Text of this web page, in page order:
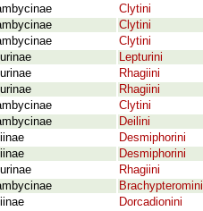
Clytini
Clytini
Clytini
Lepturini
Rhagiini
Rhagiini
Clytini
Deilini
Desmiphorini
Desmiphorini
Rhagiini
Brachypteromini
Dorcadionini